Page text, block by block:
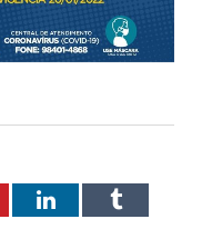
LinkedInTumblr